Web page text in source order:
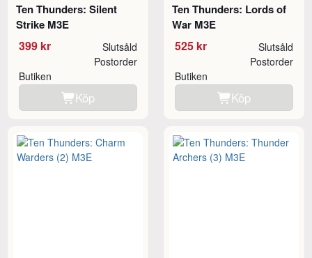
Ten Thunders: Silent
Strike M3E
399 kr Slutsåld
Butiken
Postorder
Köp
Ten Thunders: Lords of
War M3E
525 kr Slutsåld
Butiken
Postorder
Köp